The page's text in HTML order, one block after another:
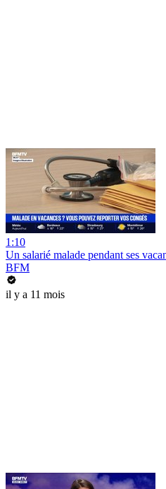
1:10
Un salarié malade pendant ses
BFM
il y a 11 mois